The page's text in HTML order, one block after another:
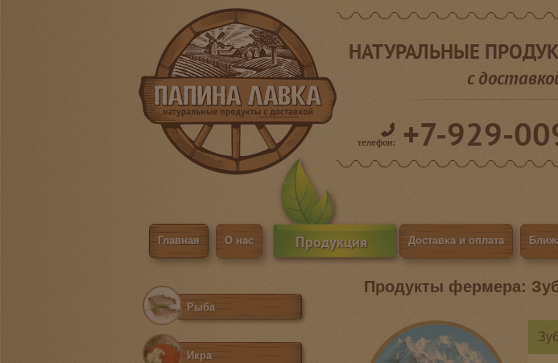
Главная О нас Продукция Доставка и оплата
НАТУРАЛЬНЫЕ
с
телефон: +7-929-
Продукты фермера:
Рыба
Икра